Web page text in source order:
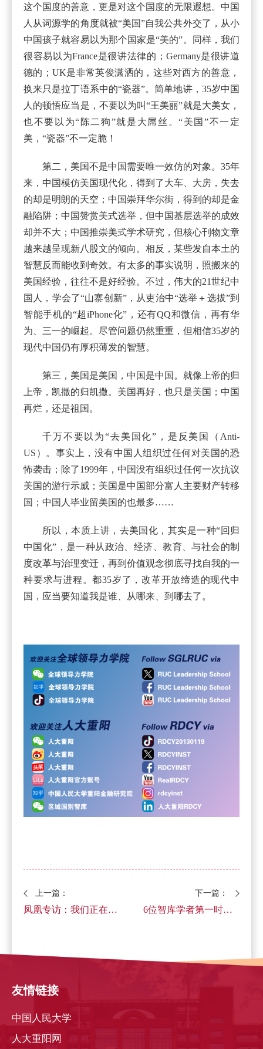
这个国度的善意，更是对这个国度的无限遐想。中国
人从词源学的角度就被“美国”自我公共外交了，从小
中国孩子就容易以为那个国家是“美的”。同样，我们
很容易以为France是很讲法律的；Germany是很讲道
德的；UK是非常英俊潇洒的，这些对西方的善意，
换来只是拉丁语系中的“瓷器”。简单地讲，35岁中国
人的顿悟应当是，不要以为叫“王美丽”就是大美女，
也不要以为“陈二狗”就是大屌丝。“美国”不一定
美，“瓷器”不一定脆！
第二，美国不是中国需要唯一效仿的对象。35年
来，中国模仿美国现代化，得到了大车、大房，失去
的却是明朗的天空；中国崇拜华尔街，得到的却是金
融陷阱；中国赞赏美式选举，但中国基层选举的成效
却并不大；中国推崇美式学术研究，但核心刊物文章
越来越呈现新八股文的倾向。相反，某些发自本土的
智慧反而能收到奇效。有太多的事实说明，照搬来的
美国经验，往往不是好经验。不过，伟大的21世纪中
国人，学会了“山寨创新”，从吏治中“选举＋选拔”到
智能手机的“超iPhone化”，还有QQ和微信，再有华
为、三一的崛起。尽管问题仍然重重，但相信35岁的
现代中国仍有厚积薄发的智慧。
第三，美国是美国，中国是中国。就像上帝的归
上帝，凯撒的归凯撒。美国再好，也只是美国；中国
再烂，还是祖国。
千万不要以为“去美国化”，是反美国（Anti-
US）。事实上，没有中国人组织过任何对美国的恐
怖袭击；除了1999年，中国没有组织过任何一次抗议
美国的游行示威；美国是中国部分富人主要财产转移
国；中国人毕业留美国的也最多……
所以，本质上讲，去美国化，其实是一种“回归
中国化”，是一种从政治、经济、教育、与社会的制
度改革与治理变迁，再到价值观念彻底寻找自我的一
种要求与进程。都35岁了，改革开放缔造的现代中
国，应当要知道我是谁、从哪来、到哪去了。
上一篇：
凤凰专访：我们正在适应一个“没有美国的世界”
下一篇：
6位智库学者第一时间解读2025中国经济“半年报”
友情链接
中国人民大学
人大重阳网